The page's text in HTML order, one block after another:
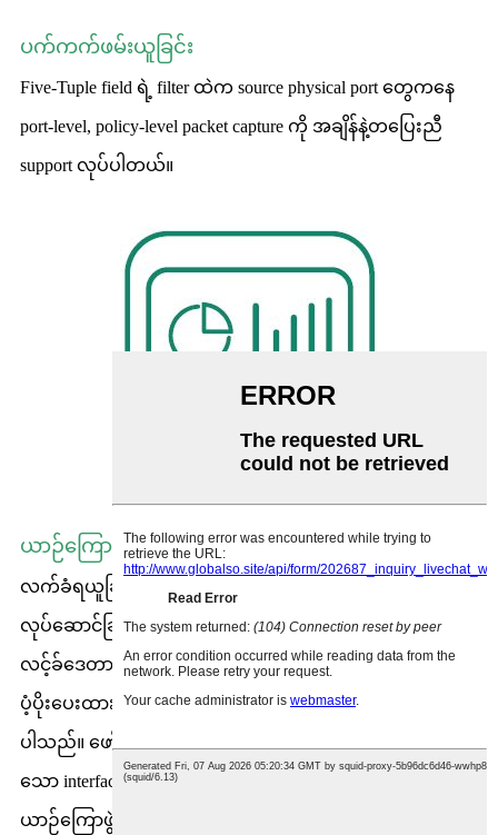
ပက်ကက်ဖမ်းယူခြင်း
Five-Tuple field ရဲ့ filter ထဲက source physical port တွေကနေ
port-level, policy-level packet capture ကို အချိန်နဲ့တပြေးညီ
support လုပ်ပါတယ်။
ယာဉ်ကြောပိတ်ဆို့မှု မြင်နိုင်စွမ်း
လက်ခံရယူခြင်းနှင့် ဖမ်းယူခြင်း၊ ခွဲခြားသတ်မှတ်ခြင်းနှင့်
လုပ်ဆောင်ခြင်း၊ အချိန်ဇယားဆွဲခြင်းနှင့် စီမံခန့်ခွဲခြင်းမှစ၍
လင့်ခ်ဒေတာစီးဆင်းမှု မြင်နိုင်စွမ်း၏ လုပ်ငန်းစဉ်တစ်ခုလုံးကို
ပံ့ပိုးပေးထားပြီး အထွက်ဖြန့်ဝေမှုကိုလည်း လုပ်ဆောင်နိုင်
ပါသည်။ ဖော်ရွေသော အပြန်အလှန်အကျိုးသက်ရောက်မှုရှိ
သော interface မှတစ်ဆင့် မမြင်ရသော ဒေတာအချက်ပြမှုကို
ယာဉ်ကြောဖွဲ့စည်းမှုဖွဲ့စည်းပုံ၊ ကွန်ရက်ယာဉ်ကြောဖြန့်ဖြူးမှု၊